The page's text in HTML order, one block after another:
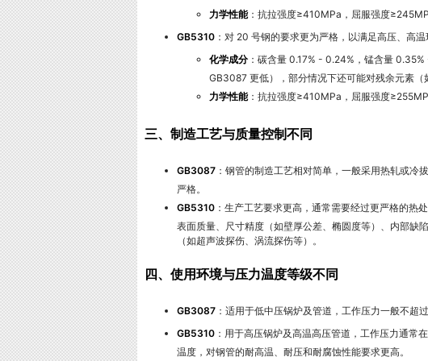
力学性能：抗拉强度≥410MPa，屈服强度
GB5310：对 20 号钢的要求更为严格，以满足高压、高温
化学成分：碳含量 0.17% - 0.24%，锰含量
GB3087 更低），部分情况下还可能对残余元素（
力学性能：抗拉强度≥410MPa，屈服强度
三、制造工艺与质量控制不同
GB3087：钢管的制造工艺相对简单，一般采用热轧或冷
严格。
GB5310：生产工艺要求更高，通常需要经过更严格的热
表面质量、尺寸精度（如壁厚公差、椭圆度等）、内部缺
（如超声波探伤、涡流探伤等）。
四、使用环境与压力温度等级不同
GB3087：适用于低中压锅炉及管道，工作压力一般不超
GB5310：用于高压锅炉及高温高压管道，工作压力通
温度，对钢管的耐高温、耐压和耐腐蚀性能要求更高。